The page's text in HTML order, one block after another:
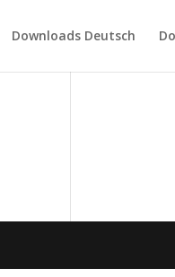
Downloads Deutsch